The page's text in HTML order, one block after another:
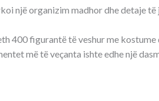
një organizim madhor dhe detaje
400 figurantë të veshur me kostume
më të veçanta ishte edhe një